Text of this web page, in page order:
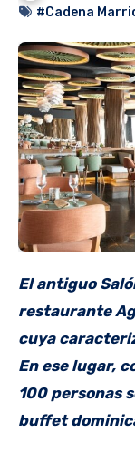
#Cadena
El antiguo Salón Verde se convirtió en el
restaurante
cuya
En ese lugar,
100 personas
buffet